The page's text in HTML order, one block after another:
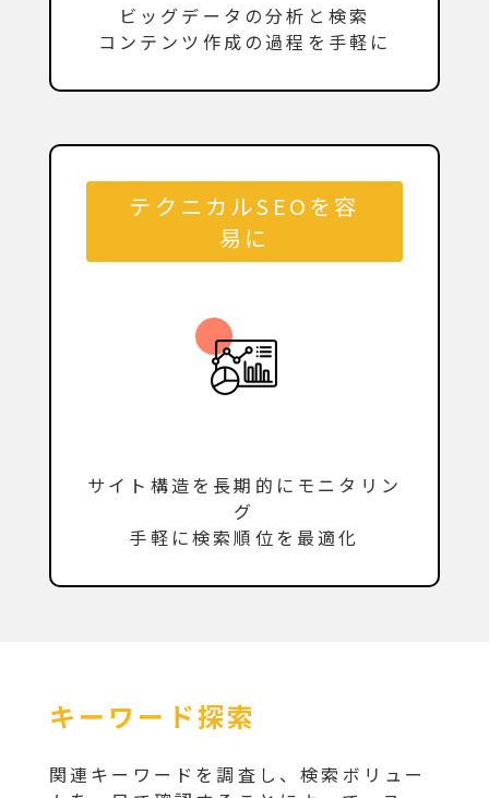
ビッグデータの分析と検索
コンテンツ作成の過程を手軽に
テクニカルSEOを容
易に
サイト構造を長期的にモニタリン
グ
手軽に検索順位を最適化
キーワード探索
関連キーワードを調査し、検索ボリュー